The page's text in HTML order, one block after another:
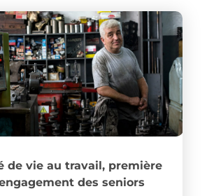
de vie au travail, première
des seniors